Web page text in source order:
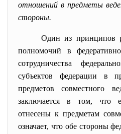
отношений в предметы
стороны.
Один из принципов
полномочий в
сотрудничества
субъектов федерации в
предметов совместного
заключается в том, что
отнесены к предметам
означает, что обе стороны